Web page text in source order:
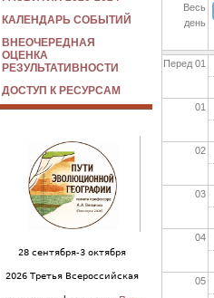
Весь
день
Перед 01
01
02
03
04
05
КАЛЕНДАРЬ СОБЫТИЙ
ВНЕОЧЕРЕДНАЯ
ОЦЕНКА
РЕЗУЛЬТАТИВНОСТИ
ДОСТУП К РЕСУРСАМ
28 сентября-3 октября
2026 Третья Всероссийская